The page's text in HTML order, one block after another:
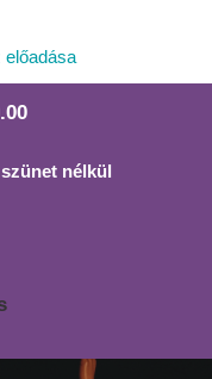
előadása
nélkül